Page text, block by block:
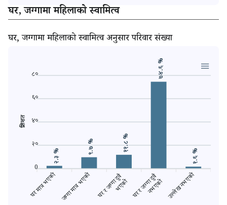
घर, जग्गामा महिलाको स्वामित्व
घर, जग्गामा महिलाको स्वामित्व अनुसार परिवार संख्या
घर मात्र भएको जग्गा मात्र भएको घर र जग्गा दुवै
भएको घर र जग्गा दुवै
नभएको उल्लेख नभएको
२.३ %
९.७ % ११.८ %
७४.६ %
१.६ %
८०
६०
४०
२०
0
प्रतिशत